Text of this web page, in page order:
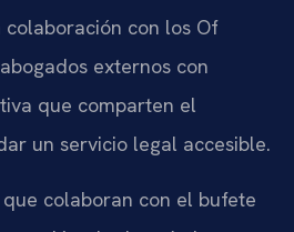
con los Of
externos con
que comparten el
un servicio legal accesible.
colaboran con el bufete